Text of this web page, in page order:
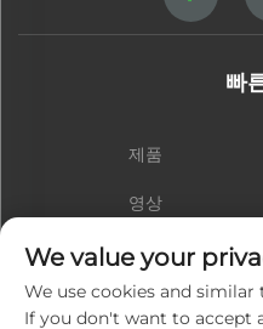
빠
제품
영상
연락처
We value your
We use cookies and
If you don't want to accept